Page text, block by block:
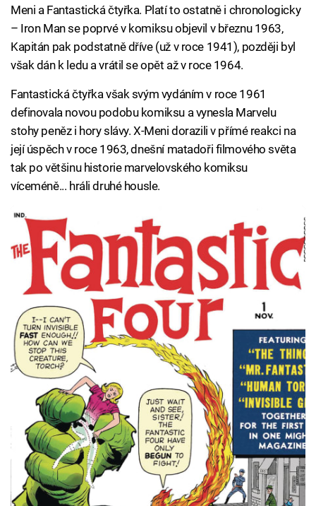
Meni a Fantastická čtyřka. Platí to ostatně i chronologicky
– Iron Man se poprvé v komiksu objevil v březnu 1963,
Kapitán pak podstatně dříve (už v roce 1941), později byl
však dán k ledu a vrátil se opět až v roce 1964.
Fantastická čtyřka však svým vydáním v roce 1961
definovala novou podobu komiksu a vynesla Marvelu
stohy peněz i hory slávy. X-Meni dorazili v přímé reakci na
její úspěch v roce 1963, dnešní matadoři filmového světa
tak po většinu historie marvelovského komiksu
víceméně... hráli druhé housle.